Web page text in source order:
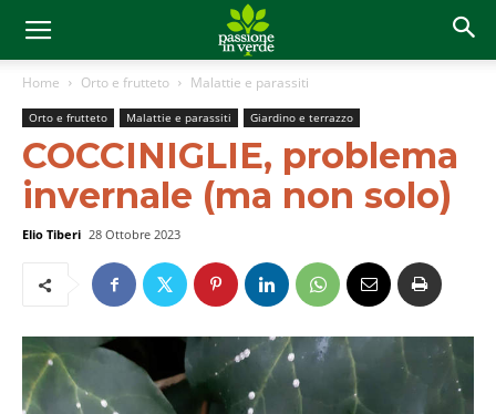
Home Orto e frutteto Malattie e parassiti
Orto e frutteto Malattie e parassiti Giardino e terrazzo
COCCINIGLIE, problema
invernale (ma non solo)
Elio Tiberi 28 Ottobre 2023